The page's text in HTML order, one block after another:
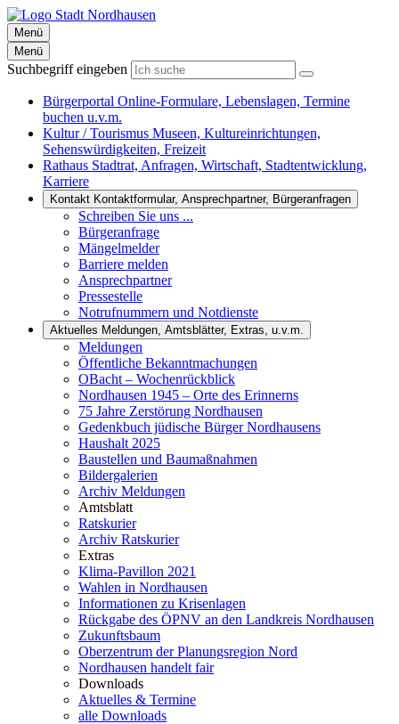
Menü
Menü
Suchbegriff eingeben
Bürgerportal Online-Formulare, Lebenslagen, Termine
buchen u.v.m.
Kultur / Tourismus Museen, Kultureinrichtungen,
Sehenswürdigkeiten, Freizeit
Rathaus Stadtrat, Anfragen, Wirtschaft, Stadtentwicklung,
Karriere
Kontakt Kontaktformular, Ansprechpartner, Bürgeranfragen
Schreiben Sie uns ...
Bürgeranfrage
Mängelmelder
Barriere melden
Ansprechpartner
Pressestelle
Notrufnummern und Notdienste
Aktuelles Meldungen, Amtsblätter, Extras, u.v.m.
Meldungen
Öffentliche Bekanntmachungen
OBacht – Wochenrückblick
Nordhausen 1945 – Orte des Erinnerns
75 Jahre Zerstörung Nordhausen
Gedenkbuch jüdische Bürger Nordhausens
Haushalt 2025
Baustellen und Baumaßnahmen
Bildergalerien
Archiv Meldungen
Amtsblatt
Ratskurier
Archiv Ratskurier
Extras
Klima-Pavillon 2021
Wahlen in Nordhausen
Informationen zu Krisenlagen
Rückgabe des ÖPNV an den Landkreis Nordhausen
Zukunftsbaum
Oberzentrum der Planungsregion Nord
Nordhausen handelt fair
Downloads
Aktuelles & Termine
alle Downloads